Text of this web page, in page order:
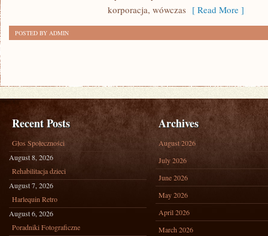
korporacja, wówczas [ Read More ]
POSTED BY ADMIN
Recent Posts
Głos Społeczności
August 8, 2026
Rehabilitacja dzieci
August 7, 2026
Harlequin Retro
August 6, 2026
Poradniki Fotograficzne
Archives
August 2026
July 2026
June 2026
May 2026
April 2026
March 2026